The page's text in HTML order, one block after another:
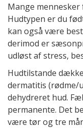
Mange
Hudtypen er du
kan også være
derimod er
udløst af stress,
Hudtilstande
dermatitis
dehydreret hud.
permanente. Det
være tør og tre